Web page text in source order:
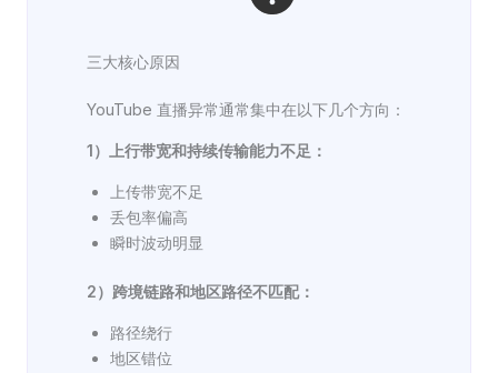
三大核心原因
YouTube 直播异常通常集中在以下几个方向：
1）上行带宽和持续传输能力不足：
上传带宽不足
丢包率偏高
瞬时波动明显
2）跨境链路和地区路径不匹配：
路径绕行
地区错位